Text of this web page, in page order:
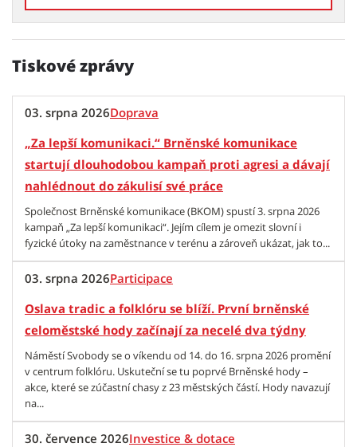
Tiskové zprávy
03. srpna 2026Doprava
„Za lepší komunikaci.“ Brněnské komunikace
startují dlouhodobou kampaň proti agresi a dávají
nahlédnout do zákulisí své práce
Společnost Brněnské komunikace (BKOM) spustí 3. srpna 2026
kampaň „Za lepší komunikaci“. Jejím cílem je omezit slovní i
fyzické útoky na zaměstnance v terénu a zároveň ukázat, jak to...
03. srpna 2026Participace
Oslava tradic a folklóru se blíží. První brněnské
celoměstské hody začínají za necelé dva týdny
Náměstí Svobody se o víkendu od 14. do 16. srpna 2026 promění
v centrum folklóru. Uskuteční se tu poprvé Brněnské hody –
akce, které se zúčastní chasy z 23 městských částí. Hody navazují
na...
30. července 2026Investice & dotace